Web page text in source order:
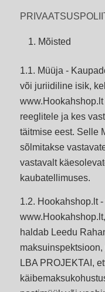
Mõisted
1.1. Müüja -
või juriidiline isik,
reeglitele ja kes
täitmise eest. Selle
sõlmitakse
vastavalt
kaubatellimuses.
1.2. Hookahshop.lt
haldab Leedu
LBA PROJEKTAI,